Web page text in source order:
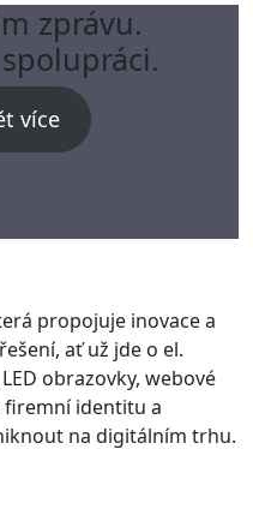
zprávu.
více
propojuje inovace a
ať už jde o el.
obrazovky, webové
identitu a
na digitálním trhu.